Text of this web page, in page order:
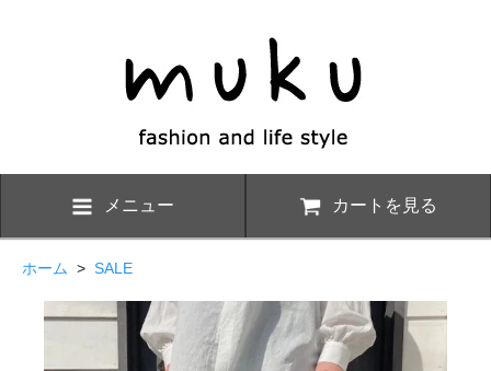
メニュー カートを見る
ホーム > SALE